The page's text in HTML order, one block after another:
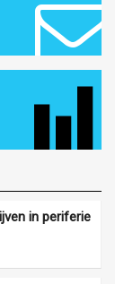
in periferie